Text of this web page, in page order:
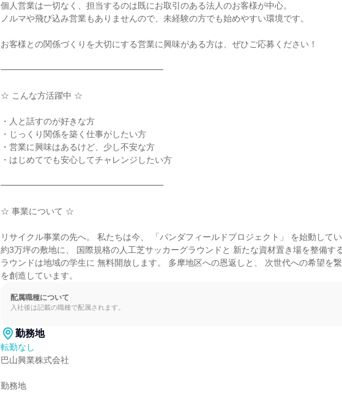
個人営業は一切なく、担当するのは既にお取引のある法人のお客様が中心。
ノルマや飛び込み営業もありませんので、未経験の方でも始めやすい環境です。
お客様との関係づくりを大切にする営業に興味がある方は、ぜひご応募ください！
━━━━━━━━━━━━━━━━━━━
☆ こんな方活躍中 ☆
・人と話すのが好きな方
・じっくり関係を築く仕事がしたい方
・営業に興味はあるけど、少し不安な方
・はじめてでも安心してチャレンジしたい方
━━━━━━━━━━━━━━━━━━━
☆ 事業について ☆
リサイクル事業の先へ。 私たちは今、 「パンダフィールドプロジェクト」 を始動して
約3万坪の敷地に、 国際規格の人工芝サッカーグラウンドと 新たな資材置き場を整備す
ラウンドは地域の学生に 無料開放します。 多摩地区への恩返しと、 次世代への希望を
を創造しています。
配属職種について
入社後は記載の職種で配属されます。
勤務地
転勤なし
巴山興業株式会社
勤務地